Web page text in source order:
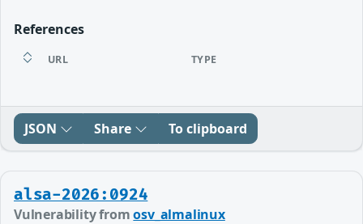
References
URL TYPE
JSON Share To clipboard
alsa-2026:0924
Vulnerability fromosv_almalinux